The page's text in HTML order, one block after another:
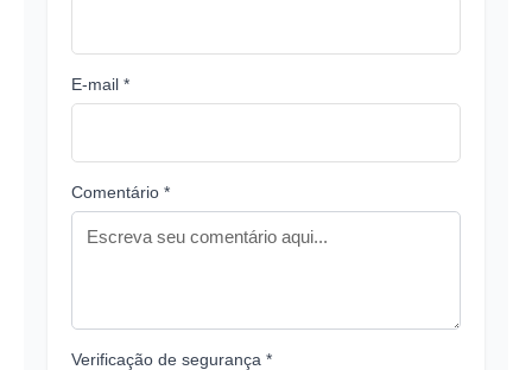
E-mail *
Comentário *
Verificação de segurança *